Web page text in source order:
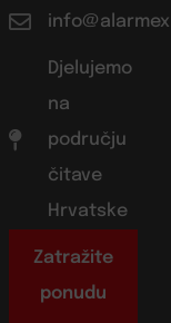
Djelujemo
na
području
čitave
Hrvatske
Zatražite
ponudu